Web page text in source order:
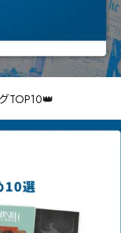
TOP10👑